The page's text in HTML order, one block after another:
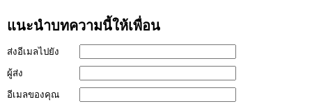
แนะนำบทความนี้ให้เพื่อน
ส่งอีเมลไปยัง
ผู้ส่ง
อีเมลของคุณ